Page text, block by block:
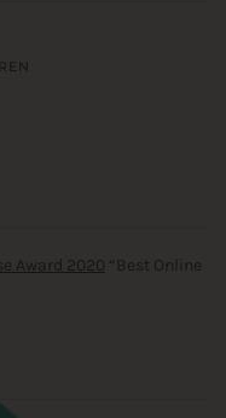
Award 2020 “Best Online